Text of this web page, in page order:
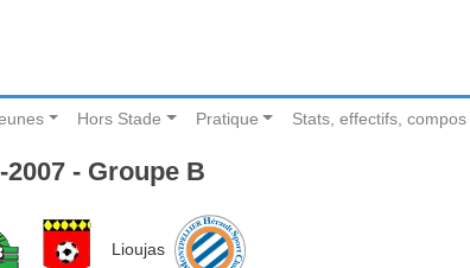
Hors Stade Pratique Stats, effectifs, compos
- Groupe B
Lioujas